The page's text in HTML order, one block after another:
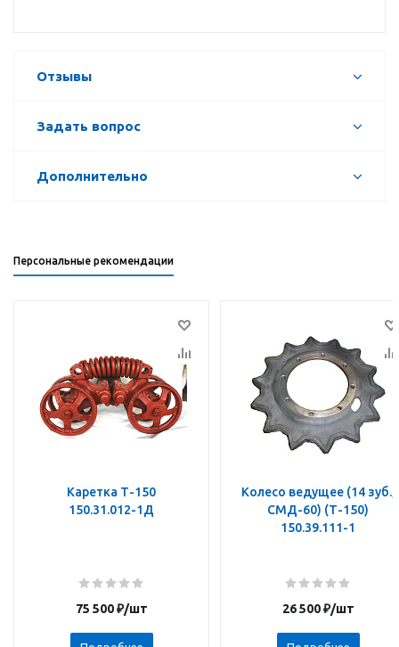
Отзывы
Задать вопрос
Дополнительно
Персональные рекомендации
Каретка Т-150
150.31.012-1Д
75 500₽/шт
Колесо ведущее (14 зуб.,
СМД-60) (Т-150)
150.39.111-1
26 500₽/шт